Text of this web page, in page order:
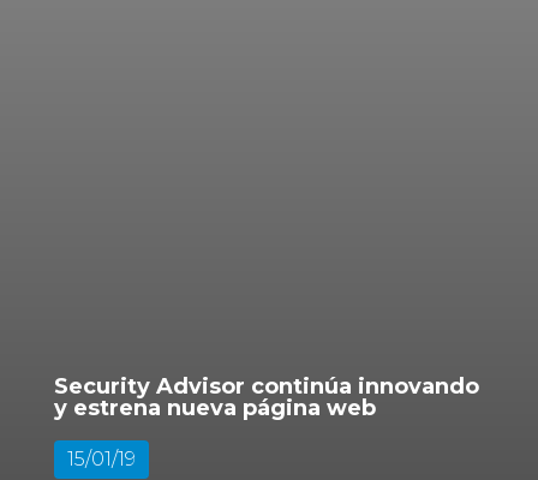
Security Advisor continúa innovando
y estrena nueva página web
15/01/19